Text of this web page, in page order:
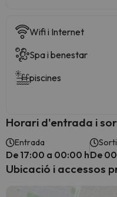
Wifi i Internet
Spa i benestar
piscines
Horari d'entrada i
Entrada
De 17:00 a 00:00 hDe
Ubicació i accessos